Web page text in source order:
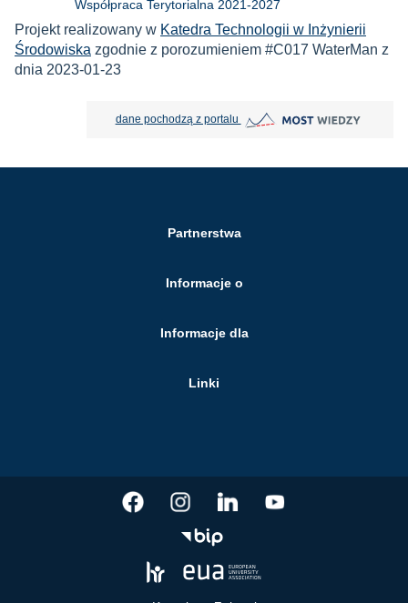
Współpraca Terytorialna 2021-2027
Projekt realizowany w Katedra Technologii w Inżynierii
Środowiska zgodnie z porozumieniem #C017 WaterMan z
dnia 2023-01-23
dane pochodzą z portalu MOST Wiedzy otwiera się w
Partnerstwa
Informacje o
Informacje dla
Linki